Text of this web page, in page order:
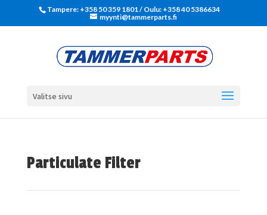
Tampere: +358 50 359 1801‬ / Oulu: +358 40 5386634
myynti@tammerparts.fi
Valitse sivu
Particulate Filter